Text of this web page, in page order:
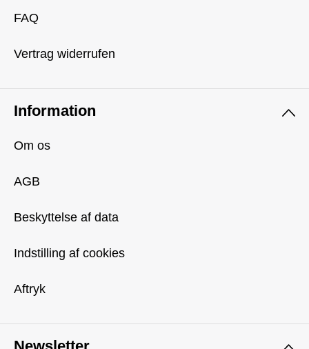
FAQ
Vertrag widerrufen
Information
Om os
AGB
Beskyttelse af data
Indstilling af cookies
Aftryk